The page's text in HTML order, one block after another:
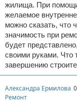
жилища. При
желаемое
можно сказать, что
значимость при
будет
своими руками. Что
завершению
Александра Ермилова
Ремонт